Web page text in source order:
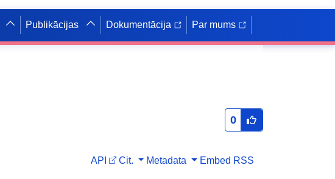
Publikācijas Dokumentācija Par mums
0
API Cit. Metadata Embed RSS